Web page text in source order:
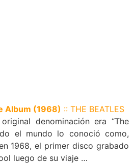
Album (1968) :: THE BEATLES
denominación era “The
el mundo lo conoció como,
1968, el primer disco grabado
luego de su viaje …